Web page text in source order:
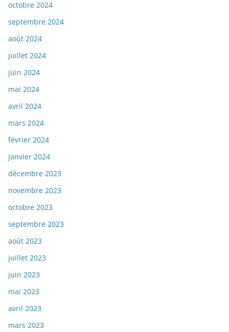
octobre 2024
septembre 2024
août 2024
juillet 2024
juin 2024
mai 2024
avril 2024
mars 2024
février 2024
janvier 2024
décembre 2023
novembre 2023
octobre 2023
septembre 2023
août 2023
juillet 2023
juin 2023
mai 2023
avril 2023
mars 2023